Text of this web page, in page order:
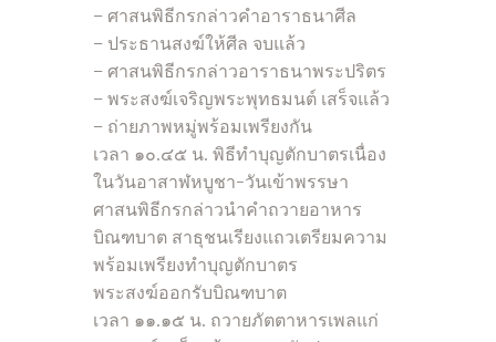
– ศาสนพิธีกรกล่าวคำอาราธนาศีล
– ประธานสงฆ์ให้ศีล จบแล้ว
– ศาสนพิธีกรกล่าวอาราธนาพระปริตร
– พระสงฆ์เจริญพระพุทธมนต์ เสร็จแล้ว
– ถ่ายภาพหมู่พร้อมเพรียงกัน
เวลา ๑๐.๔๕ น. พิธีทำบุญตักบาตรเนื่อง
ในวันอาสาฬหบูชา-วันเข้าพรรษา
ศาสนพิธีกรกล่าวนำคำถวายอาหาร
บิณฑบาต สาธุชนเรียงแถวเตรียมความ
พร้อมเพรียงทำบุญตักบาตร
พระสงฆ์ออกรับบิณฑบาต
เวลา ๑๑.๑๕ น. ถวายภัตตาหารเพลแก่